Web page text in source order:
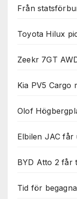
Från
Toyota Hilux
Zeekr 7GT
Kia PV5 Cargo
Olof
Elbilen JAC får
BYD Atto 2 får
Tid för